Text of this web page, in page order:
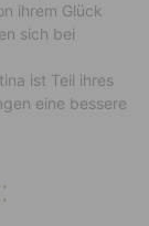
ihrem Glück
sich bei
ist Teil ihres
eine bessere